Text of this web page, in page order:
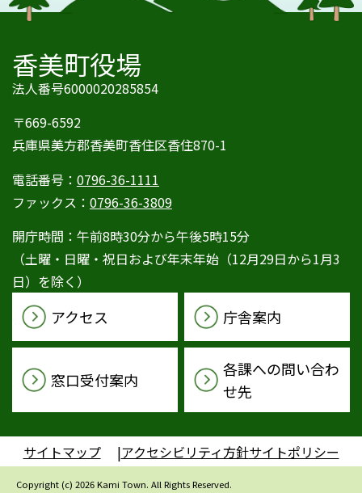
香美町役場
法人番号6000020285854
〒669-6592
兵庫県美方郡香美町香住区香住870-1
電話番号： 0796-36-1111
ファックス： 0796-36-3809
開庁時間：午前8時30分から午後5時15分
（土曜・日曜・祝日および年末年始（12月29日から1月3
日）を除く）
アクセス 庁舎案内
窓口受付案内
各課への問い合わ
せ先
サイトマップ アクセシビリティ方針サイトポリシー
Copyright (c) 2026 Kami Town. All Rights Reserved.